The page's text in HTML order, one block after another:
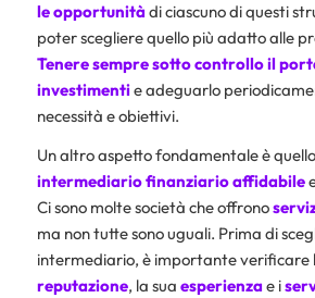
le opportunitàdi ciascuno di questi
poter scegliere quello più adatto alle
Tenere sempre sotto controllo il
investimentie adeguarlo
necessità e obiettivi.
Un altro aspetto fondamentale è
intermediario finanziario affidabile
Ci sono molte società che offrono
ma non tutte sono uguali. Prima di
intermediario, è importante verificare
reputazione, la sua esperienzae i